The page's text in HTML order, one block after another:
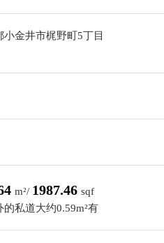
小金井市梶野町5丁目
m²/ 1987.46 sqf
私道大约0.59m²有